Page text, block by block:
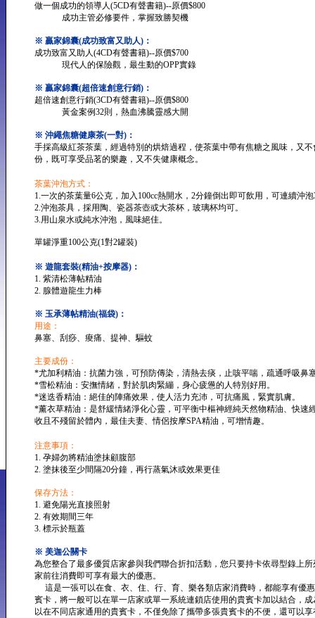
做一個成功的領導人(5CD有聲書籍)--原價$800
成功主管必修要件，掌握致勝契機
※ 贏家錦囊(成功致富又助人)：
成功致富又助人(4CD有聲書籍)--原價$700
現代人的保險觀，最生動的OPP實錄
※ 贏家錦囊(超倍速創意行銷)：
超倍速創意行銷(3CD有聲書籍)--原價$800
黃金案例32則，熱血沸騰靈感大開
※ 沖繩焦糖健康茶(一對)：
手採高級紅茶茶葉，經過特別的烘焙過程，使茶葉中帶有焦糖之風味，又不
份，既可享受品茗的樂趣，又不失健康概念。
茶葉沖泡方式：
1.一次的茶葉量6公克，加入100cc熱開水，2分鐘倒出即可飲用，可連續沖
2.沖泡茶具，採用陶、瓷器茶壺或大茶杯，玻璃杯均可。
3.用山泉水或純水沖泡，風味絕佳。
單罐淨重100公克(1對2罐裝)
※ 遊龍套裝(精油+按摩器)：
1. 紫清松薄帖精油
2. 腺體遊龍生力棒
※ 玉承薄帖精油(福袋)：
用途：
鼻塞、刮痧、痠痛、提神、驅蚊
主要成份：
*尤加利精油：抗菌力強，可預防傳染，清熱去痰，止咳平喘，疏通呼吸鼻
*雪松精油：安撫情緒，對於肌肉緊繃，身心疲憊的人特別好用。
*迷迭香精油：絕佳的陣痛效果，使人活力充沛，可抗痛風，緊實肌膚。
*薰衣草精油：是舒緩情緒淨化心靈，可平衡中樞神經純天然物精油、快速
收且不殘留於體內，最佳夫妻、情侶按摩SPA精油，可增情趣。
注意事項：
1. 孕婦勿將精油塗抹顧腹部
2. 塗抹後至少間隔20分鐘，再行蒸氣沐或效果更佳
保存方法：
1. 避免陽光直接照射
2. 有效期間三年
3. 標示於瓶蓋
※ 美迦公關卡
為您整合了最多優質店家參與我們聯合折扣活動，您只要持卡依尋型錄上所
家前往消費即可享有最大的優惠。
這是一張可以在食、衣、住、行、育、樂各類店家消費時，都能享有優
賓卡，將一般可以在單一店家或單一系統連鎖店使用的貴賓卡加以結合，成
以在不同店家通用的貴賓卡，不僅免除了攜帶多張貴賓卡的不便，還可以